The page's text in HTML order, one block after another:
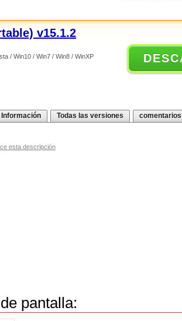
v15.1.2
/ Win10 / Win7 / Win8 / WinXP
Información Todas las versiones comentarios
esta descripción
pantalla: